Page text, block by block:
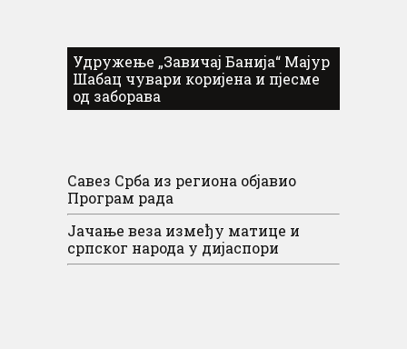
Удружење „Завичај Банија“ Мајур
Шабац чувари коријена и пјесме
од заборава
Савез Срба из региона објавио
Програм рада
Јачање веза између матице и
српског народа у дијаспори